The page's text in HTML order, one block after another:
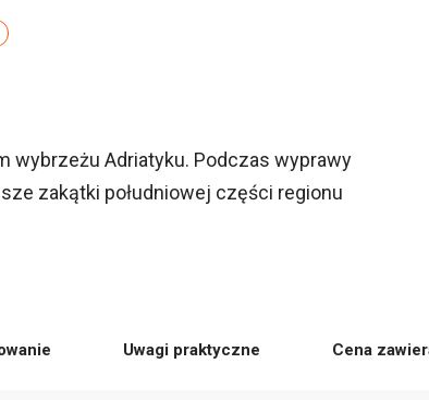
wybrzeżu Adriatyku. Podczas wyprawy
zakątki południowej części regionu
Uwagi praktyczne Cena